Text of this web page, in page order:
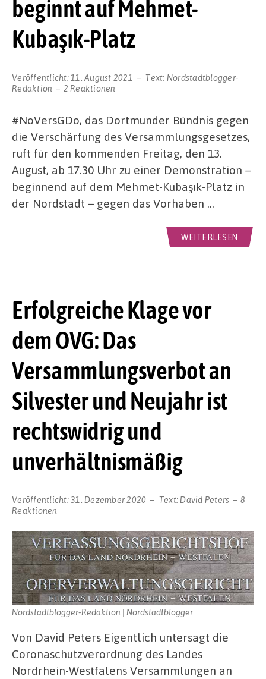
beginnt auf Mehmet-
Kubaşık-Platz
Veröffentlicht: 11. August 2021 Text: Nordstadtblogger-
Redaktion
2 Reaktionen
#NoVersGDo, das Dortmunder Bündnis gegen
die Verschärfung des Versammlungsgesetzes,
ruft für den kommenden Freitag, den 13.
August, ab 17.30 Uhr zu einer Demonstration –
beginnend auf dem Mehmet-Kubaşık-Platz in
der Nordstadt – gegen das Vorhaben …
WEITERLESEN
Erfolgreiche Klage vor
dem OVG: Das
Versammlungsverbot an
Silvester und Neujahr ist
rechtswidrig und
unverhältnismäßig
Veröffentlicht:31. Dezember 2020 Text:David Peters
8
Reaktionen
Nordstadtblogger-Redaktion | Nordstadtblogger
Von David Peters Eigentlich untersagt die
Coronaschutzverordnung des Landes
Nordrhein-Westfalens Versammlungen an